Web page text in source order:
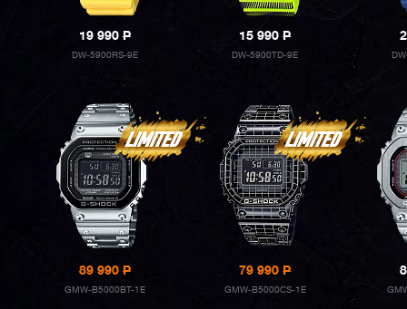
19 990P
DW-5900RS-9E
15 990P
DW-5900TD-9E
89 990P
GMW-B5000BT-1E
79 990P
GMW-B5000CS-1E